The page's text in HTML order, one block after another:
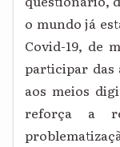
o mundo já
Covid-19, de
participar das
aos meios
reforça a